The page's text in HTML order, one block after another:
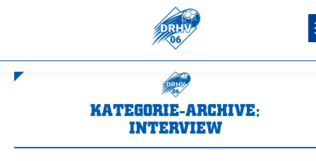
KATEGORIE-ARCHIVE:
INTERVIEW